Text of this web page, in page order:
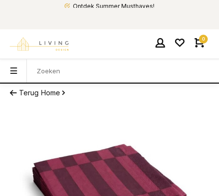
Ontdek Summer Musthaves!
0
Terug Home